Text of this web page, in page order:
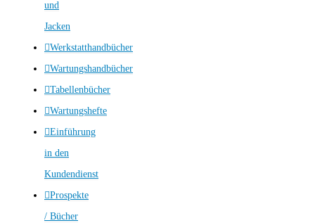
und
Jacken
Werkstatthandbücher
Wartungshandbücher
Tabellenbücher
Wartungshefte
Einführung
in den
Kundendienst
Prospekte
/ Bücher